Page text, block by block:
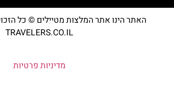
האתר הינו אתר המלצות מטיילים © כל
TRAVELERS.CO.IL
מדיניות פרטיות